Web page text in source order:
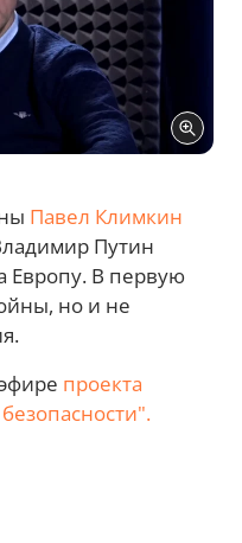
Павел Климкин
Путин
Европу. В первую
но и не
проекта